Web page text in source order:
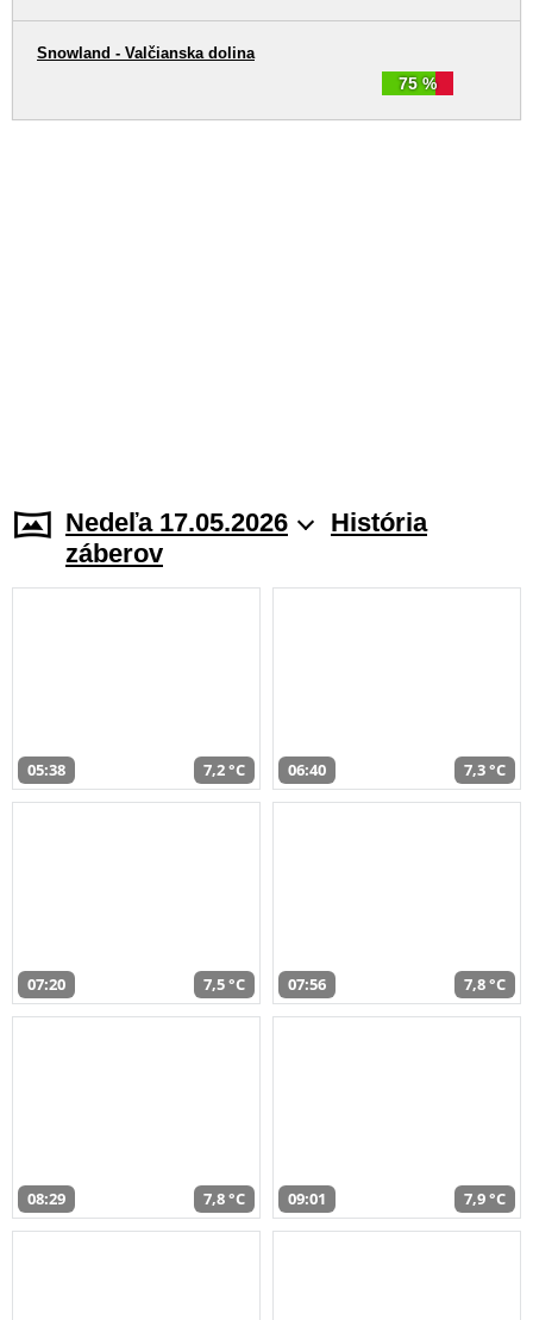
75 %
Snowland - Valčianska dolina
Nedeľa 17.05.2026
História
záberov
05:38 7,2 °C 06:40 7,3 °C
07:20 7,5 °C 07:56 7,8 °C
08:29 7,8 °C 09:01 7,9 °C